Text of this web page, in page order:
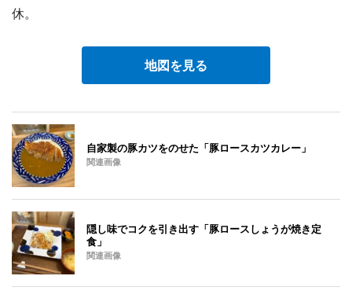
休。
地図を見る
自家製の豚カツをのせた「豚ロースカツカレー」
関連画像
隠し味でコクを引き出す「豚ロースしょうが焼き定
食」
関連画像